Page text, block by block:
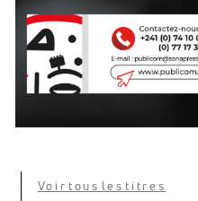
Voir tous les titres